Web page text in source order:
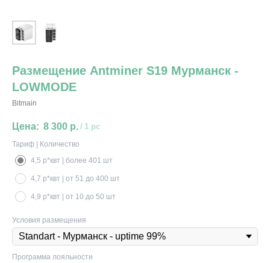
Размещение Antminer S19 Мурманск -
LOWMODE
Bitmain
8 300 р. / 1 pc
Тариф | Количество
4,5 р*квт | более 401 шт
4,7 р*квт | от 51 до 400 шт
4,9 р*квт | от 10 до 50 шт
Условия размещения
Программа лояльности